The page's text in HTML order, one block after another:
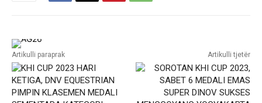
Artikulli paraprak Artikulli tjetër